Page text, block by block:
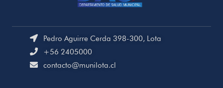
Pedro Aguirre Cerda 398-300, Lota
+56 2405000
contacto@munilota.cl